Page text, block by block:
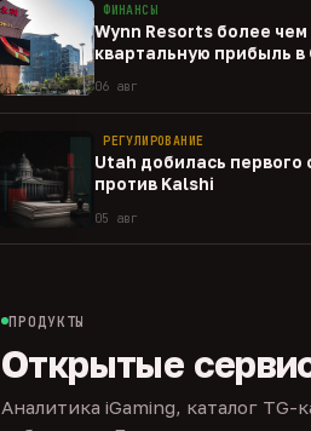
ФИНАНСЫ
Wynn Resorts более
квартальную прибыль в
06 авг
РЕГУЛИРОВАНИЕ
Utah добилась
против Kalshi
05 авг
ПРОДУКТЫ
Открытые
Аналитика iGaming, каталог